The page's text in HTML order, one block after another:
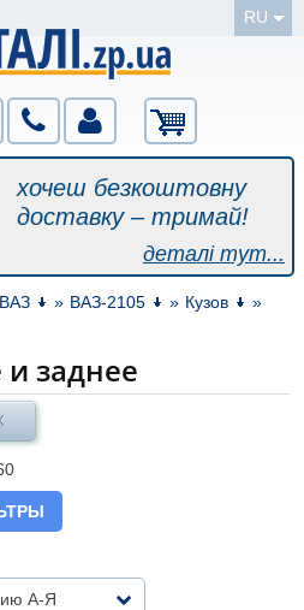
RU
хочеш безкоштовну
доставку – тримай!
деталі тут...
ВАЗ » ВАЗ-2105 » Кузов
»
заднее
А-Я